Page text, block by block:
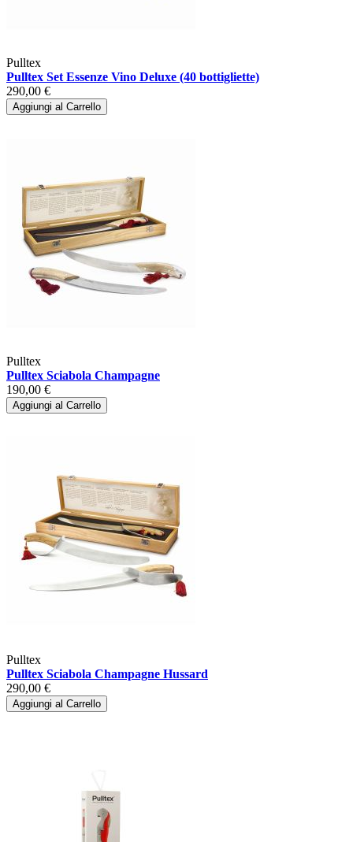
Pulltex
Pulltex Set Essenze Vino Deluxe (40 bottigliette)
290,00 €
Aggiungi al Carrello
Pulltex
Pulltex Sciabola Champagne
190,00 €
Aggiungi al Carrello
Pulltex
Pulltex Sciabola Champagne Hussard
290,00 €
Aggiungi al Carrello